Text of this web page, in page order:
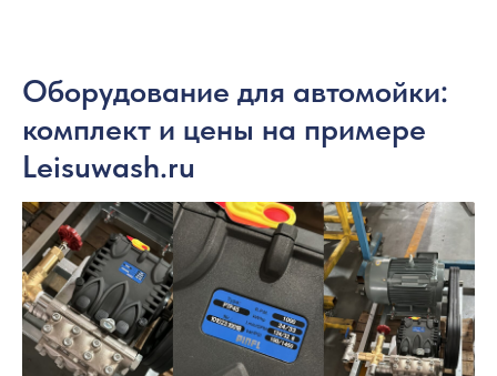
Оборудование для автомойки:
комплект и цены на примере
Leisuwash.ru